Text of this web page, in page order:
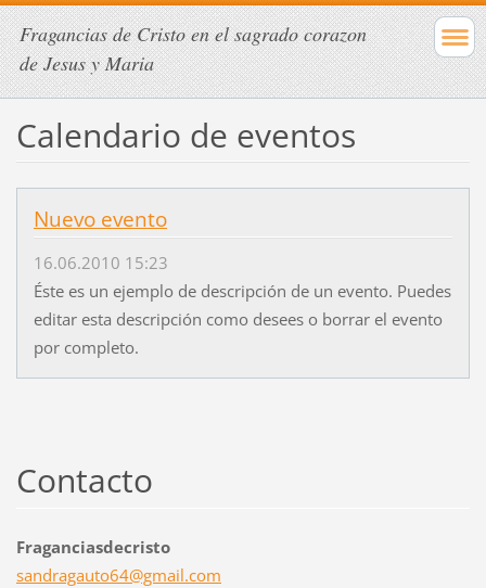
Fragancias de Cristo en el sagrado corazon
de Jesus y Maria
Calendario de eventos
Nuevo evento
16.06.2010 15:23
Éste es un ejemplo de descripción de un evento. Puedes
editar esta descripción como desees o borrar el evento
por completo.
Contacto
Fraganciasdecristo
sandragauto64@gmail.com